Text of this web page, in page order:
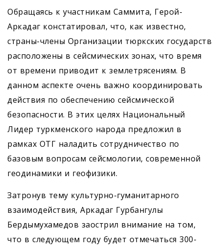
Обращаясь к участникам Саммита, Герой-
Аркадаг констатировал, что, как известно,
страны-члены Организации тюркских государств
расположены в сейсмических зонах, что время
от времени приводит к землетрясениям. В
данном аспекте очень важно координировать
действия по обеспечению сейсмической
безопасности. В этих целях Национальный
Лидер туркменского народа предложил в
рамках ОТГ наладить сотрудничество по
базовым вопросам сейсмологии, современной
геодинамики и геофизики.
Затронув тему культурно-гуманитарного
взаимодействия, Аркадаг Гурбангулы
Бердымухамедов заострил внимание на том,
что в следующем году будет отмечаться 300-